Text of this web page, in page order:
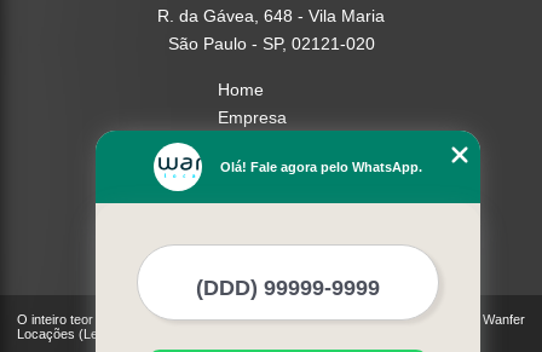
R. da Gávea, 648 - Vila Maria
São Paulo - SP, 02121-020
Home
Empresa
Serviços
Contato
O inteiro teor deste site está sujeito à proteção de direitos autorais. Copyright© Wanfer
Locações (Lei 9610 de 19/02/1998)
Olá! Fale agora pelo WhatsApp.